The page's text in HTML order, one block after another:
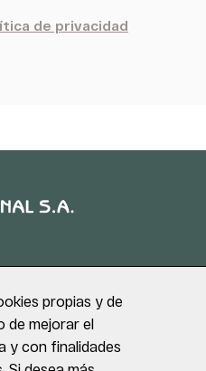
de privacidad
propias y de
de mejorar el
y con finalidades